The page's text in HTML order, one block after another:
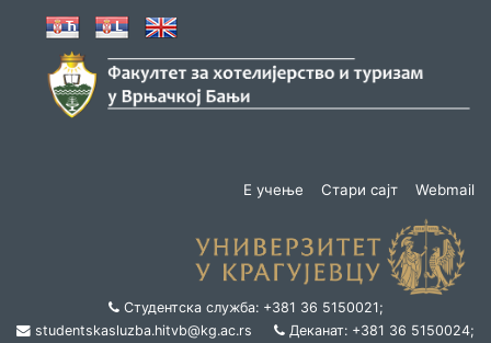
Е учење Стари сајт Webmail
Студентска служба: +381 36 5150021;
studentskasluzba.hitvb@kg.ac.rs
Деканат: +381 36 5150024;